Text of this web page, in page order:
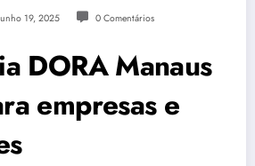
19, 2025 0 Comentários
DORA Manaus
empresas e